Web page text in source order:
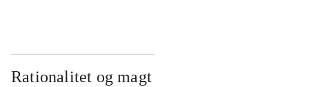
Rationalitet og magt